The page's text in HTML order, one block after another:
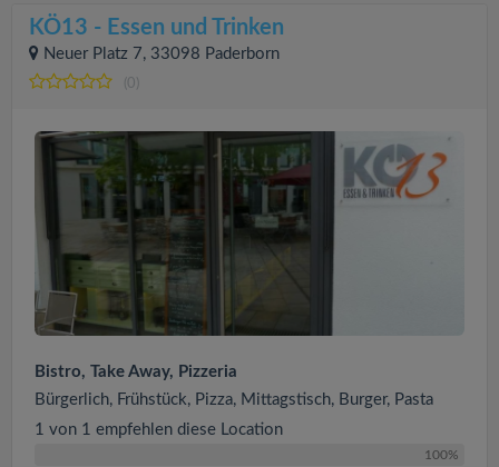
KÖ13 - Essen und Trinken
Neuer Platz 7, 33098 Paderborn
(0)
Bistro, Take Away, Pizzeria
Bürgerlich, Frühstück, Pizza, Mittagstisch, Burger, Pasta
1 von 1 empfehlen diese Location
100%